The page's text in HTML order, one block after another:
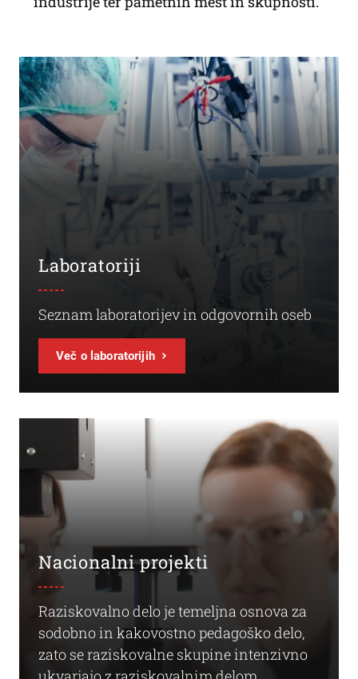
Laboratoriji
Seznam laboratorijev in odgovornih oseb
Več o laboratorijih
Nacionalni projekti
Raziskovalno delo je temeljna osnova za
sodobno in kakovostno pedagoško delo,
zato se raziskovalne skupine intenzivno